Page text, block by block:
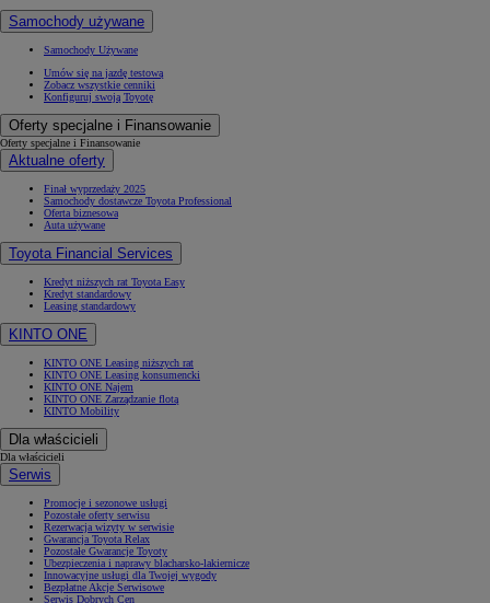
Samochody używane
Samochody Używane
Umów się na jazdę testową
Zobacz wszystkie cenniki
Konfiguruj swoją Toyotę
Oferty specjalne i Finansowanie
Oferty specjalne i Finansowanie
Aktualne oferty
Finał wyprzedaży 2025
Samochody dostawcze Toyota Professional
Oferta biznesowa
Auta używane
Toyota Financial Services
Kredyt niższych rat Toyota Easy
Kredyt standardowy
Leasing standardowy
KINTO ONE
KINTO ONE Leasing niższych rat
KINTO ONE Leasing konsumencki
KINTO ONE Najem
KINTO ONE Zarządzanie flotą
KINTO Mobility
Dla właścicieli
Dla właścicieli
Serwis
Promocje i sezonowe usługi
Pozostałe oferty serwisu
Rezerwacja wizyty w serwisie
Gwarancja Toyota Relax
Pozostałe Gwarancje Toyoty
Ubezpieczenia i naprawy blacharsko-lakiernicze
Innowacyjne usługi dla Twojej wygody
Bezpłatne Akcje Serwisowe
Serwis Dobrych Cen